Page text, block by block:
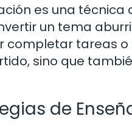
es una
un tema
tareas
sino que
de